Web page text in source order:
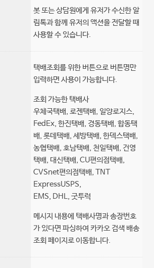
봇 또는 상담원에게 유저가 수신한 알
림톡과 함께 유저의 액션을 전달할 때
사용할 수 있습니다.
택배조회를 위한 버튼으로 버튼명만
입력하면 사용이 가능합니다.
조회 가능한 택배사
우체국택배, 로젠택배, 일양로지스,
FedEx, 한진택배, 경동택배, 합동택
배, 롯데택배, 세방택배, 한덱스택배,
농협택배, 호남택배, 천일택배, 건영
택배, 대신택배, CU편의점택배,
CVSnet편의점택배, TNT
ExpressUSPS,
EMS, DHL, 굿투럭
메시지 내용에 택배사명과 송장번호
가 있다면 파싱하여 카카오 검색 배송
조회 페이지로 이동합니다.